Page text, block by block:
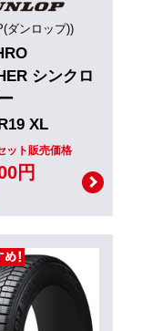
ダンロップ))
シンクロ
XL
ット販売価格
円